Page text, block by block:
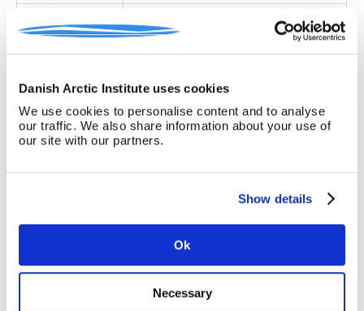
Danish Arctic Institute uses cookies
We use cookies to personalise content and to analyse
our traffic. We also share information about your use of
our site with our partners.
Show details
Ok
Necessary
Personer:
Pakke
Løbe
Enheds
Renskrift af dagbøger fra:
i Østgrønlandsk
Fangstkompagni Nanok A/S.
Lauge Kochs 2 års
ekspedition til
Nordøstgrønland.